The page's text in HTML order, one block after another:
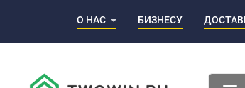
О НАС БИЗНЕСУ